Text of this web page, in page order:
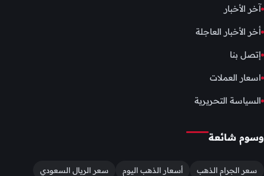
آخر الأخبار
أخر الأخبار العاجلة
إتصل بنا
اسعار العملات
السياسة التحريرية
وسوم شائعة
سعر الجرام الذهب أسعار الذهب اليوم
سعر الريال السعودي